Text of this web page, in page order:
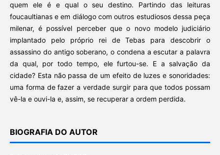
quem ele é e qual o seu destino. Partindo das leituras
foucaultianas e em diálogo com outros estudiosos dessa peça
milenar, é possível perceber que o novo modelo judiciário
implantado pelo próprio rei de Tebas para descobrir o
assassino do antigo soberano, o condena a escutar a palavra
da qual, por todo tempo, ele furtou-se. E a salvação da
cidade? Esta não passa de um efeito de luzes e sonoridades:
uma forma de fazer a verdade surgir para que todos possam
vê-la e ouvi-la e, assim, se recuperar a ordem perdida.
BIOGRAFIA DO AUTOR